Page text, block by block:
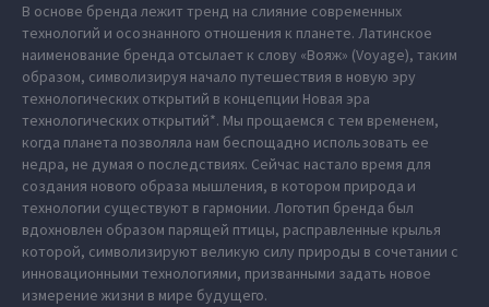
В основе бренда лежит тренд на слияние современных
технологий и осознанного отношения к планете. Латинское
наименование бренда отсылает к слову «Вояж» (Voyage), таким
образом, символизируя начало путешествия в новую эру
технологических открытий в концепции Новая эра
технологических открытий*. Мы прощаемся с тем временем,
когда планета позволяла нам беспощадно использовать ее
недра, не думая о последствиях. Сейчас настало время для
создания нового образа мышления, в котором природа и
технологии существуют в гармонии. Логотип бренда был
вдохновлен образом парящей птицы, расправленные крылья
которой, символизируют великую силу природы в сочетании с
инновационными технологиями, призванными задать новое
измерение жизни в мире будущего.